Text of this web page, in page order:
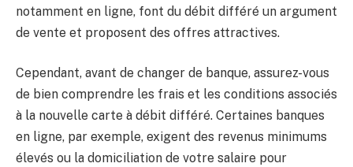
notamment en ligne, font du débit différé un argument
de vente et proposent des offres attractives.
Cependant, avant de changer de banque, assurez-vous
de bien comprendre les frais et les conditions associés
à la nouvelle carte à débit différé. Certaines banques
en ligne, par exemple, exigent des revenus minimums
élevés ou la domiciliation de votre salaire pour